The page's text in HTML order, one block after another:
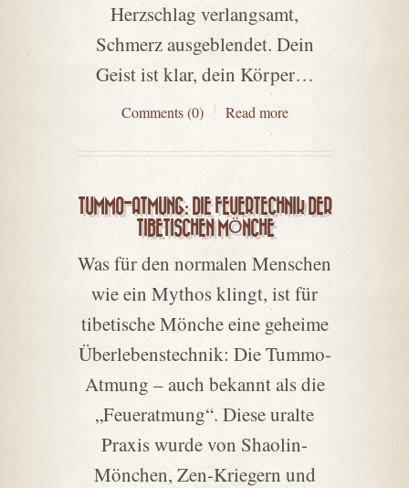
Herzschlag verlangsamt,
Schmerz ausgeblendet. Dein
Geist ist klar, dein Körper…
Comments (0) Read more
TUMMO-ATMUNG: DIE FEUERTECHNIK DER
TIBETISCHEN MÖNCHE
Was für den normalen Menschen
wie ein Mythos klingt, ist für
tibetische Mönche eine geheime
Überlebenstechnik: Die Tummo-
Atmung – auch bekannt als die
„Feueratmung“. Diese uralte
Praxis wurde von Shaolin-
Mönchen, Zen-Kriegern und